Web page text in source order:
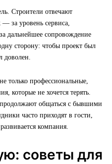
Строители отвечают
— за уровень сервиса,
дальнейшее сопровождение
сторону: чтобы проект был
доволен.
только профессиональные,
которые не хочется терять.
общаться с бывшими
часто приходят в гости,
компания.
советы для